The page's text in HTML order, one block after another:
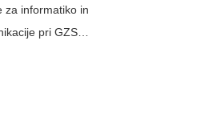
za informatiko in
pri GZS…